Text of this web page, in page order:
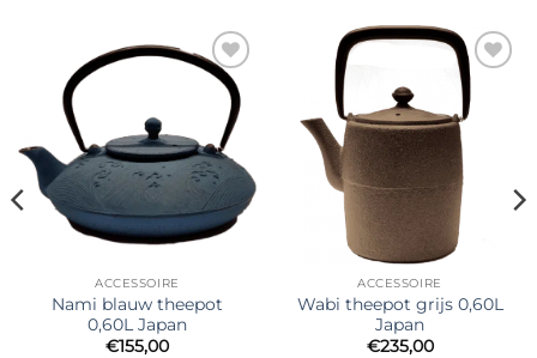
Ajouter
à la liste
souhaits
ACCESSOIRE
Nami blauw theepot
0,60L Japan
€155,00
Ajouter
à la liste
de
souhaits
ACCESSOIRE
Wabi theepot grijs 0,60L
Japan
€235,00